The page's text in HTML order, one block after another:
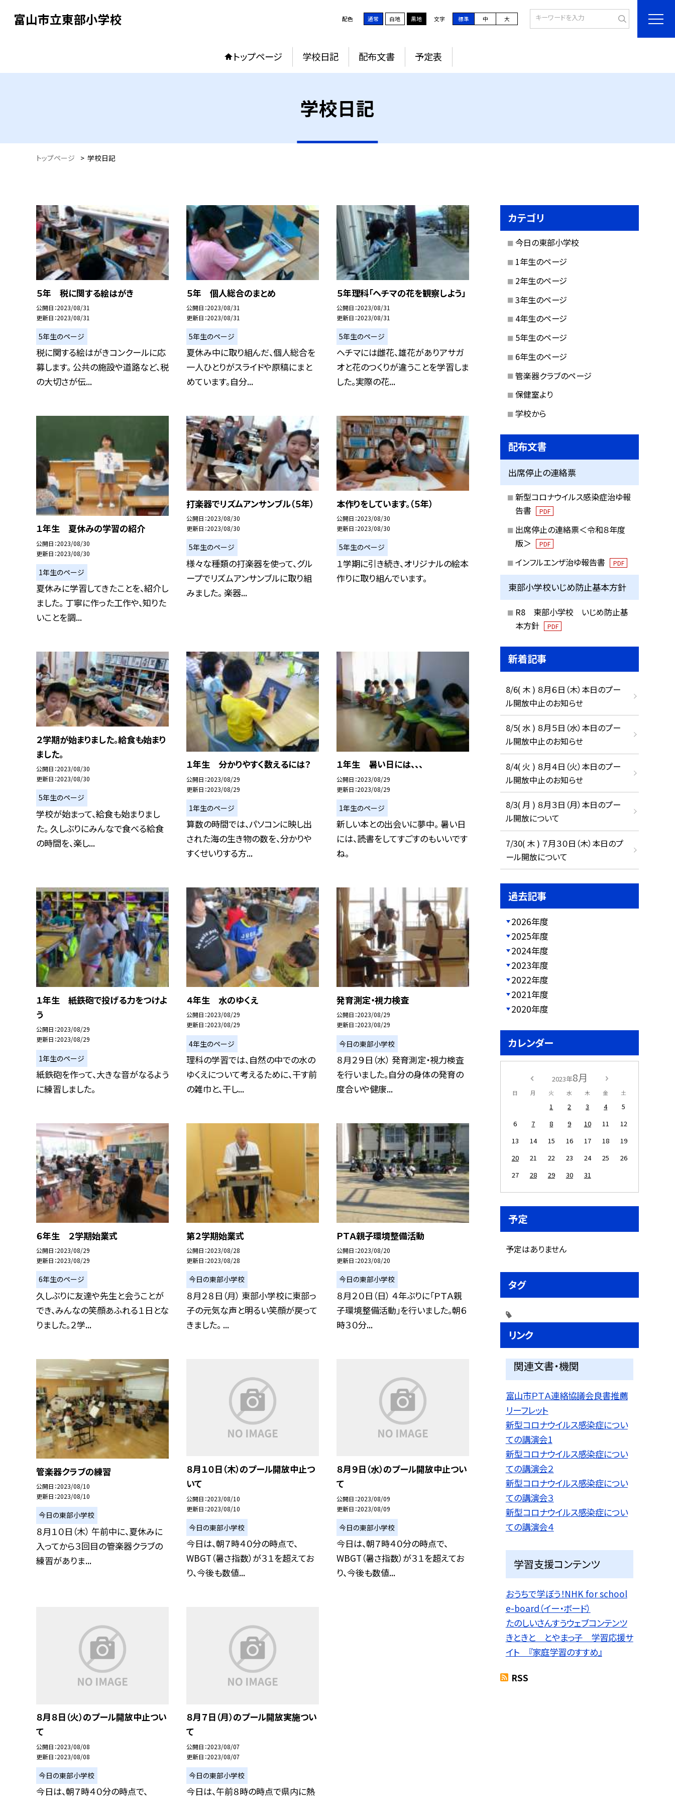
富山市立東部小学校 配色 通常 白地 黒地 文字 標準 中 大
トップページ 学校日記 配布文書 予定表
学校日記
トップページ > 学校日記
５年 税に関する絵はがき
公開日 2023/08/31
更新日 2023/08/31
5年生のページ
税に関する絵はがきコンクールに応
募します。 公共の施設や道路など、税
の大切さが伝...
５年 個人総合のまとめ
公開日 2023/08/31
更新日 2023/08/31
5年生のページ
夏休み中に取り組んだ、個人総合を
一人ひとりがスライドや原稿にまと
めています。自分...
５年理科「ヘチマの花を観察しよう」
公開日 2023/08/31
更新日 2023/08/31
5年生のページ
ヘチマには雌花、雄花がありアサガ
オと花のつくりが違うことを学習しま
した。実際の花...
１年生 夏休みの学習の紹介
公開日 2023/08/30
更新日 2023/08/30
1年生のページ
夏休みに学習してきたことを、紹介し
ました。 丁寧に作った工作や、知りた
いことを調...
打楽器でリズムアンサンブル（５年）
公開日 2023/08/30
更新日 2023/08/30
5年生のページ
様々な種類の打楽器を使って、グル
ープでリズムアンサンブルに取り組
みました。 楽器...
本作りをしています。（５年）
公開日 2023/08/30
更新日 2023/08/30
5年生のページ
１学期に引き続き、オリジナルの絵本
作りに取り組んでいます。
２学期が始まりました。給食も始まり
ました。
公開日 2023/08/30
更新日 2023/08/30
5年生のページ
学校が始まって、給食も始まりまし
た。 久しぶりにみんなで食べる給食
の時間を、楽し...
１年生 分かりやすく数えるには？
公開日 2023/08/29
更新日 2023/08/29
1年生のページ
算数の時間では、パソコンに映し出
された海の生き物の数を、分かりや
すくせいりする方...
１年生 暑い日には、、、
公開日 2023/08/29
更新日 2023/08/29
1年生のページ
新しい本との出会いに夢中。 暑い日
には、読書をしてすごすのもいいです
ね。
１年生 紙鉄砲で投げる力をつけよ
う
公開日 2023/08/29
更新日 2023/08/29
1年生のページ
紙鉄砲を作って、大きな音がなるよう
に練習しました。
４年生 水のゆくえ
公開日 2023/08/29
更新日 2023/08/29
4年生のページ
理科の学習では、自然の中での水の
ゆくえについて考えるために、干す前
の雑巾と、干し...
発育測定・視力検査
公開日 2023/08/29
更新日 2023/08/29
今日の東部小学校
８月２９日（水） 発育測定・視力検査
を行いました。自分の身体の発育の
度合いや健康...
６年生 ２学期始業式
公開日 2023/08/29
更新日 2023/08/29
6年生のページ
久しぶりに友達や先生と会うことが
でき、みんなの笑顔あふれる１日とな
りました。２学...
第２学期始業式
公開日 2023/08/28
更新日 2023/08/28
今日の東部小学校
８月２８日（月） 東部小学校に東部っ
子の元気な声と明るい笑顔が戻って
きました。 ...
ＰＴＡ親子環境整備活動
公開日 2023/08/20
更新日 2023/08/20
今日の東部小学校
８月２０日（日） ４年ぶりに「ＰＴＡ親
子環境整備活動」を行いました。朝６
時３０分...
管楽器クラブの練習
公開日 2023/08/10
更新日 2023/08/10
今日の東部小学校
８月１０日（木） 午前中に、夏休みに
入ってから３回目の管楽器クラブの
練習がありま...
８月１０日（木）のプール開放中止つ
いて
公開日 2023/08/10
更新日 2023/08/10
今日の東部小学校
今日は、朝７時４０分の時点で、
WBGT（暑さ指数）が３１を超えてお
り、今後も数値...
８月９日（水）のプール開放中止つい
て
公開日 2023/08/09
更新日 2023/08/09
今日の東部小学校
今日は、朝７時４０分の時点で、
WBGT（暑さ指数）が３１を超えてお
り、今後も数値...
８月８日（火）のプール開放中止つい
て
公開日 2023/08/08
更新日 2023/08/08
今日の東部小学校
今日は、朝７時４０分の時点で、
８月７日（月）のプール開放実施つい
て
公開日 2023/08/07
更新日 2023/08/07
今日の東部小学校
今日は、午前８時の時点で県内に熱
カテゴリ
今日の東部小学校
1年生のページ
2年生のページ
3年生のページ
4年生のページ
5年生のページ
6年生のページ
管楽器クラブのページ
保健室より
学校から
配布文書
出席停止の連絡票
新型コロナウイルス感染症治ゆ報
告書
PDF
出席停止の連絡票＜令和８年度
版＞
PDF
インフルエンザ治ゆ報告書 PDF
東部小学校いじめ防止基本方針
R8 東部小学校 いじめ防止基
本方針
PDF
新着記事
8/6( 木 ) ８月６日（木）本日のプー
ル開放中止のお知らせ
8/5( 水 ) ８月５日（水）本日のプー
ル開放中止のお知らせ
8/4( 火 ) ８月４日（火）本日のプー
ル開放中止のお知らせ
8/3( 月 ) ８月３日（月）本日のプー
ル開放について
7/30( 木 ) ７月３０日（木）本日のプ
ール開放について
過去記事
2026年度
2025年度
2024年度
2023年度
2022年度
2021年度
2020年度
カレンダー
2023年8月
日 月 火 水 木 金 土
1 2 3 4
5
6
7 8 9 10 11
12
13
14 15 16 17 18
19
20
21 22 23 24 25
26
27
28 29 30 31
予定
予定はありません
タグ
リンク
関連文書・機関
富山市ＰＴＡ連絡協議会良書推薦
リーフレット
新型コロナウイルス感染症につい
ての講演会1
新型コロナウイルス感染症につい
ての講演会２
新型コロナウイルス感染症につい
ての講演会３
新型コロナウイルス感染症につい
ての講演会４
学習支援コンテンツ
おうちで学ぼう！NHK for school
e-board（イー・ボード）
たのしいさんすうウェブコンテンツ
きときと とやまっ子 学習応援サ
イト 『家庭学習のすすめ』
RSS